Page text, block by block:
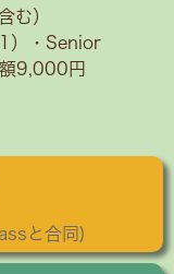
む）
）・Senior
9,000円
と合同)